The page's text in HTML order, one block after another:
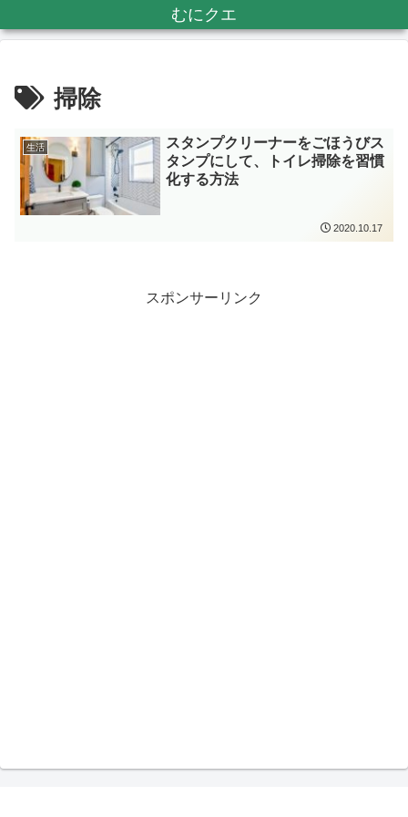
むにクエ
掃除
生活
スタンプクリーナーをごほうびス
タンプにして、トイレ掃除を習慣
化する方法
2020.10.17
スポンサーリンク